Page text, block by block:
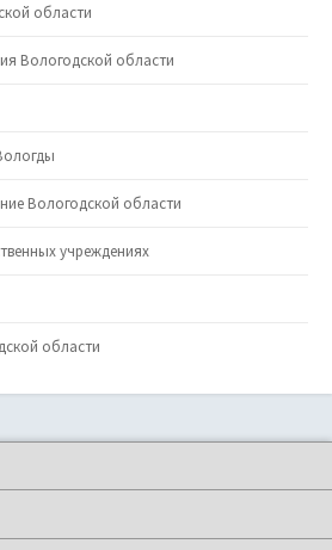
области
Вологодской области
Вологодской области
учреждениях
области